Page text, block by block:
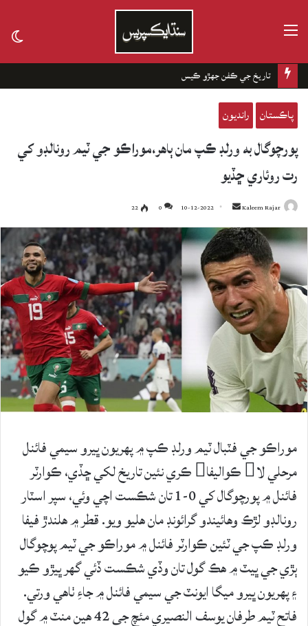
تاريخ جي ڪفن جھڙو ڪيس
پاڪستان رانديون
پورچوگال به ورلڊ ڪپ مان ٻاهر،موراڪو جي ٽيم رونالڊو کي
رت روئاري ڇڏيو
Kaleem Rajar
Send
an
email
10-12-2022
0
22
موراڪو جي فٽبال ٽيم ورلڊ ڪپ ۾ پهريون ڀيرو سيمي فائنل
مرحلي لا ڪواليفا ڪري نئين تاريخ لکي ڇڏي، ڪوارٽر
فائنل ۾ پورچوگال کي 0-1 تان شڪست اچي وئي، سپر اسٽار
رونالڊو لڙڪ وهائيندو گرائونڊ مان هليو ويو. قطر ۾ هلندڙ فيفا
ورلڊ ڪپ جي ٽئين ڪوارٽر فائنل ۾ موراڪو جي ٽيم پوچوگال
ٻڙي جي ڀيٽ ۾ هڪ گول تان وڏي شڪست ڏئي گهر ڀيڙو ڪيو
۽ پهريون ڀيرو ميگا ايونٽ جي سيمي فائنل ۾ جاءِ ٺاهي ورتي.
فاتح ٽيم طرفان يوسف النصيري مئچ جي 42 هين منٽ ۾ گول